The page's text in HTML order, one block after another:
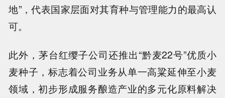
地”，代表国家层面对其育种与管理能力的最高认
可。
此外，茅台红缨子公司还推出“黔麦22号”优质小
麦种子，标志着公司业务从单一高粱延伸至小麦
领域，初步形成服务酿造产业的多元化原料解决